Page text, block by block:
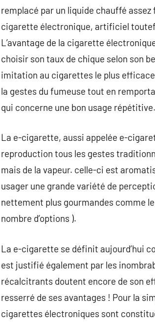
remplacé par un liquide chauffé
cigarette électronique, artificiel
L’avantage de la cigarette
choisir son taux de chique selon son
imitation au cigarettes le plus
la gestes du fumeuse tout en
qui concerne une bon usage répétitive.
La e-cigarette, aussi appelée e-
reproduction tous les gestes
mais de la vapeur. celle-ci est
usager une grande variété de
nettement plus gourmandes comme
nombre d’options ).
La e-cigarette se définit aujourd’hui
est justifié également par les
récalcitrants doutent encore de son
resserré de ses avantages ! Pour la
cigarettes électroniques sont